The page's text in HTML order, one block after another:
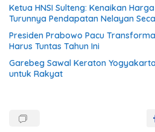
Ketua HNSI Sulteng: Kenaikan
Turunnya Pendapatan Nelayan
Presiden Prabowo Pacu
Harus Tuntas Tahun Ini
Garebeg Sawal Keraton
untuk Rakyat